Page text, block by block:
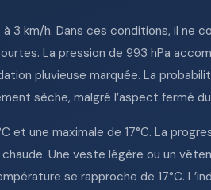
km/h. Dans ces conditions, il ne
La pression de 993 hPa
pluvieuse marquée. La
sèche, malgré l’aspect fermé
et une maximale de 17°C. La
Une veste légère ou un
se rapproche de 17°C.